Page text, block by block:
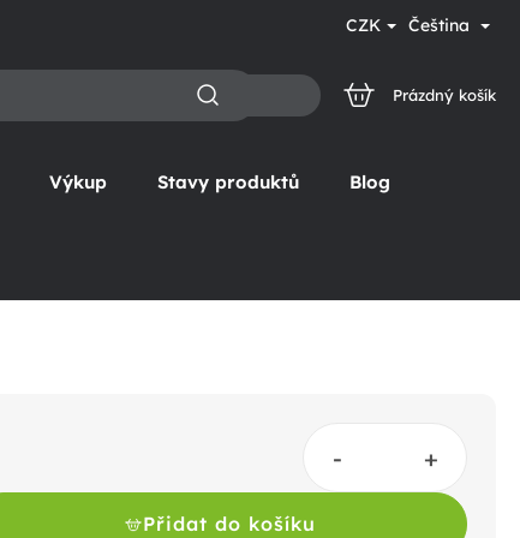
CZK Čeština
NÁKUPNÍ
Prázdný košík
Výkup Stavy produktů Blog
Přidat do košíku